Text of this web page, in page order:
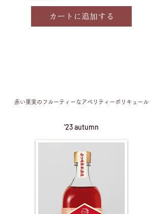
カートに追加する
赤い果実のフルーティーなアペリティーボリキュール
'23 autumn